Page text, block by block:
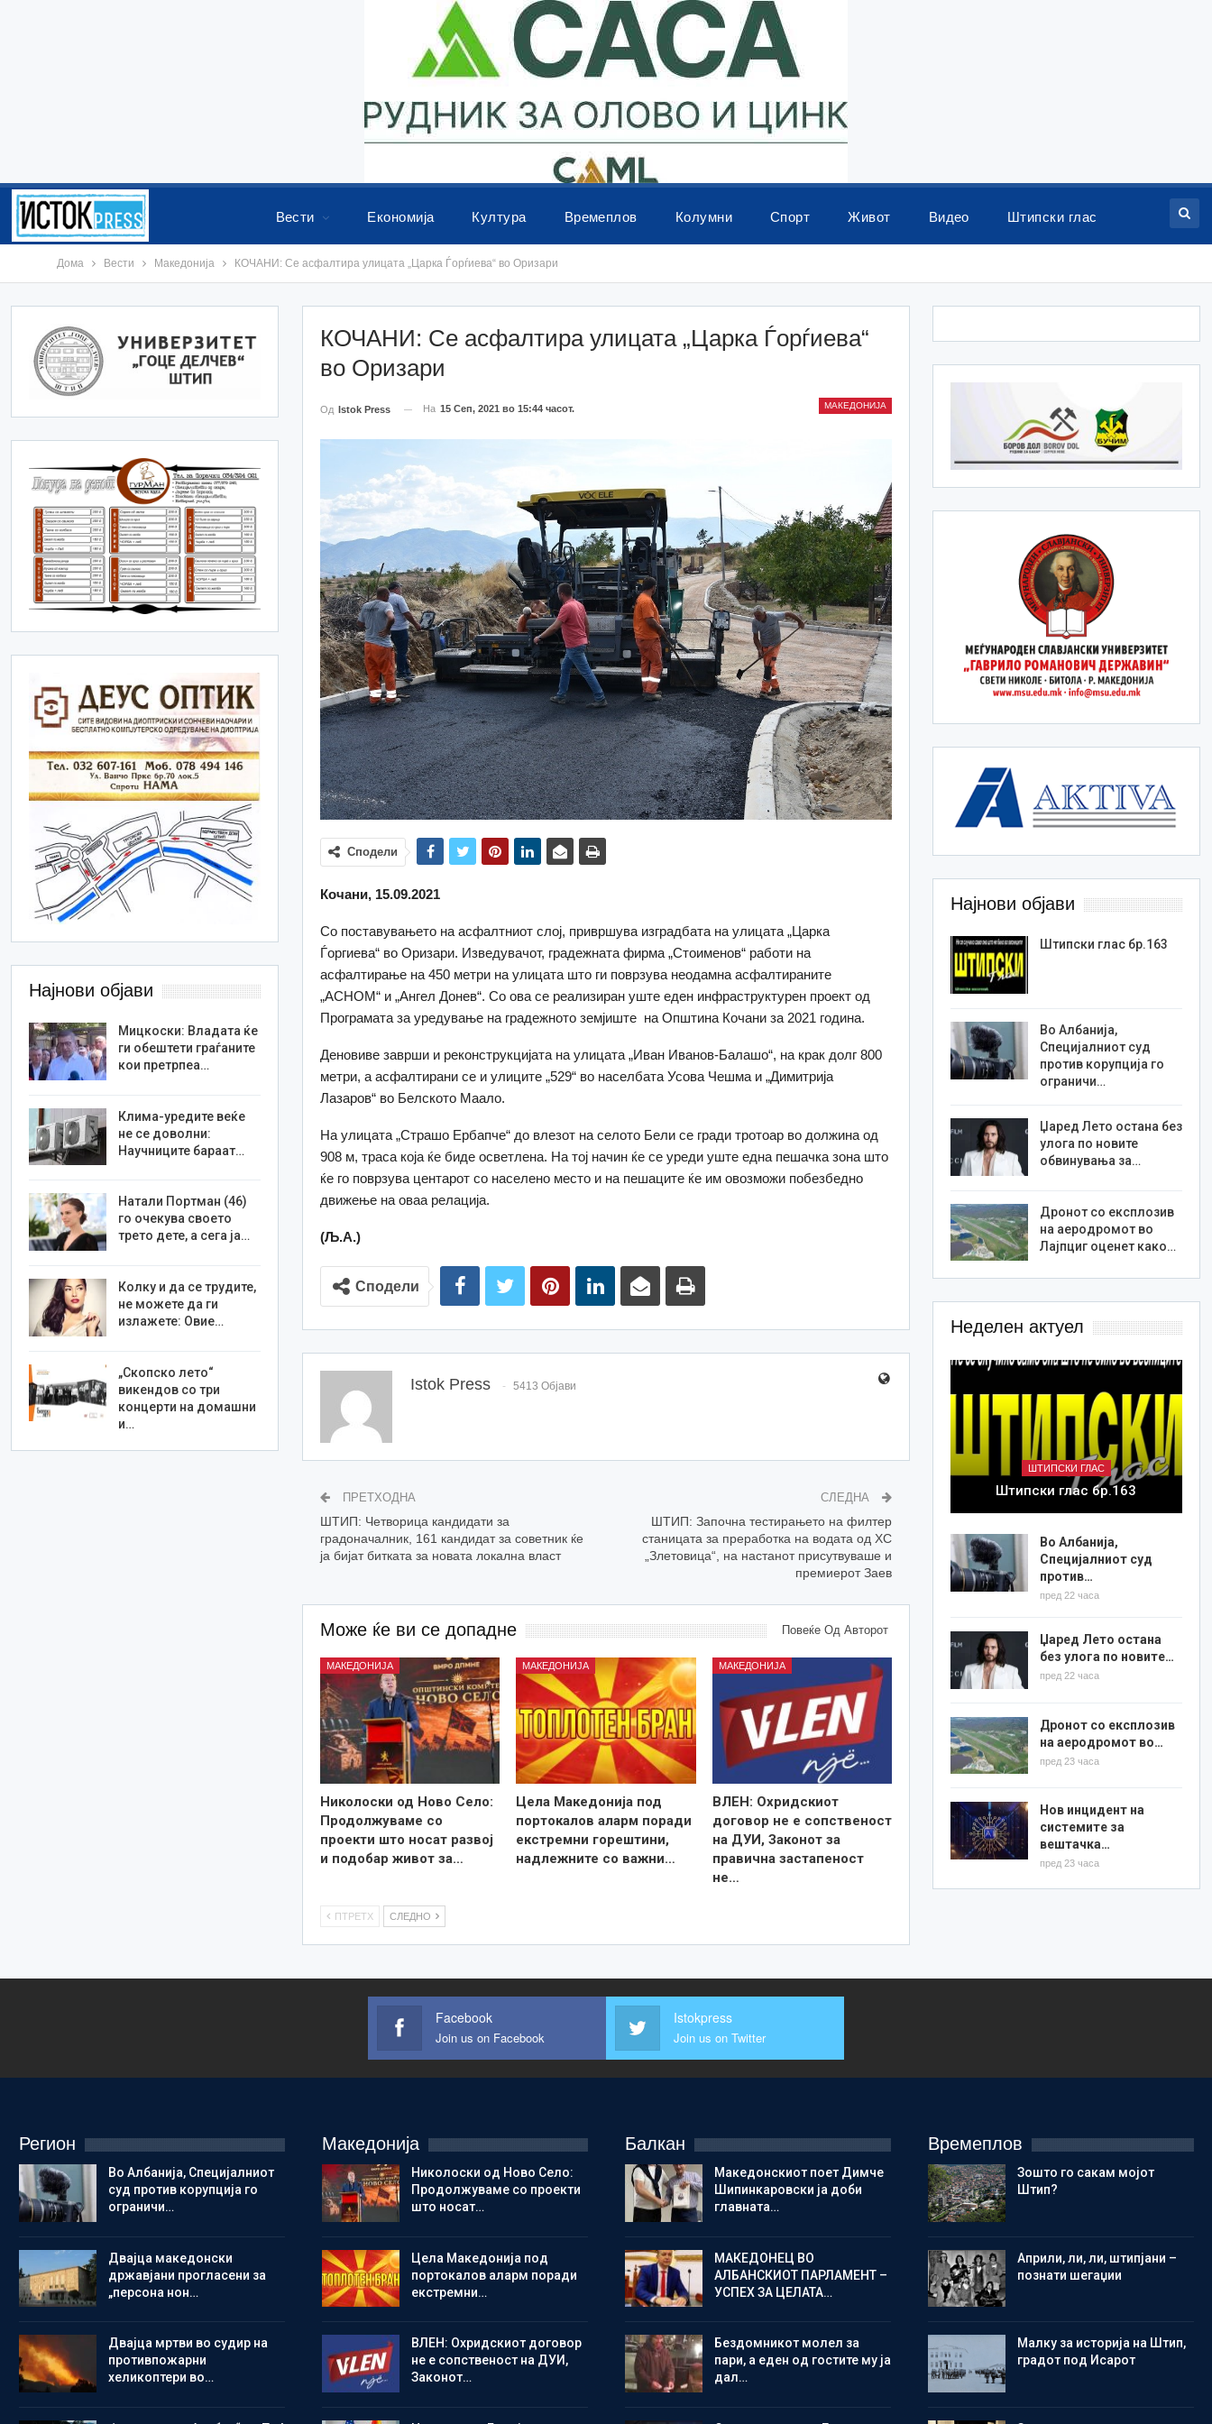
Вести Економија Култура Времеплов Колумни Спорт Живот Видео Штипски глас
Дома Вести Македонија КОЧАНИ: Се асфалтира улицата „Царка Ѓорѓиева“ во Оризари
КОЧАНИ: Се асфалтира улицата „Царка Ѓорѓиева“
во Оризари
МАКЕДОНИЈА
Од Istok Press На 15 Сеп, 2021 во 15:44 часот.
Сподели
Кочани, 15.09.2021
Со поставувањето на асфалтниот слој, привршува изградбата на улицата „Царка
Ѓоргиева“ во Оризари. Изведувачот, градежната фирма „Стоименов“ работи на
асфалтирање на 450 метри на улицата што ги поврзува неодамна асфалтираните
„АСНОМ“ и „Ангел Донев“. Со ова се реализиран уште еден инфраструктурен проект од
Програмата за уредување на градежното земјиште на Општина Кочани за 2021 година.
Деновиве заврши и реконструкцијата на улицата „Иван Иванов-Балашо“, на крак долг 800
метри, а асфалтирани се и улиците „529“ во населбата Усова Чешма и „Димитрија
Лазаров“ во Белското Маало.
На улицата „Страшо Ербапче“ до влезот на селото Бели се гради тротоар во должина од
908 м, траса која ќе биде осветлена. На тој начин ќе се уреди уште една пешачка зона што
ќе го поврзува центарот со населено место и на пешаците ќе им овозможи побезбедно
движење на оваа релација.
(Љ.А.)
Сподели
Istok Press 5413 Објави
ПРЕТХОДНА
ШТИП: Четворица кандидати за
градоначалник, 161 кандидат за советник ќе
ја бијат битката за новата локална власт
СЛЕДНА
ШТИП: Започна тестирањето на филтер
станицата за преработка на водата од ХС
„Злетовица“, на настанот присутвуваше и
премиерот Заев
Може ќе ви се допадне Повеќе Од Авторот
МАКЕДОНИЈА
Николоски од Ново Село:
Продолжуваме со
проекти што носат развој
и подобар живот за…
МАКЕДОНИЈА
Цела Македонија под
портокалов аларм поради
екстремни горештини,
надлежните со важни…
МАКЕДОНИЈА
ВЛЕН: Охридскиот
договор не е сопственост
на ДУИ, Законот за
правична застапеност
не…
ПТРЕТХ СЛЕДНО
Најнови објави
Штипски глас бр.163
Во Албанија,
Специјалниот суд
против корупција го
ограничи…
Џаред Лето остана без
улога по новите
обвинувања за…
Дронот со експлозив
на аеродромот во
Лајпциг оценет како…
Неделен актуел
ШТИПСКИ ГЛАС
Штипски глас бр.163
Во Албанија,
Специјалниот суд
против…
пред 22 часа
Џаред Лето остана
без улога по новите…
пред 22 часа
Дронот со експлозив
на аеродромот во…
пред 23 часа
Нов инцидент на
системите за
вештачка…
пред 23 часа
Најнови објави
Мицкоски: Владата ќе
ги обештети граѓаните
кои претрпеа…
Клима-уредите веќе
не се доволни:
Научниците бараат…
Натали Портман (46)
го очекува своето
трето дете, а сега ја…
Колку и да се трудите,
не можете да ги
излажете: Овие…
„Скопско лето“
викендов со три
концерти на домашни
и…
Facebook
Join us on Facebook
Istokpress
Join us on Twitter
Регион
Во Албанија, Специјалниот
суд против корупција го
ограничи…
Двајца македонски
државјани прогласени за
„персона нон…
Двајца мртви во судир на
противпожарни
хеликоптери во…
Македонија
Николоски од Ново Село:
Продолжуваме со проекти
што носат…
Цела Македонија под
портокалов аларм поради
екстремни…
ВЛЕН: Охридскиот договор
не е сопственост на ДУИ,
Законот…
Балкан
Македонскиот поет Димче
Шипинкаровски ја доби
главната…
МАКЕДОНЕЦ ВО
АЛБАНСКИОТ ПАРЛАМЕНТ –
УСПЕХ ЗА ЦЕЛАТА…
Бездомникот молел за
пари, а еден од гостите му ја
дал…
Времеплов
Зошто го сакам мојот
Штип?
Aприли, ли, ли, штипјани –
познати шегаџии
Малку за историја на Штип,
градот под Исарот